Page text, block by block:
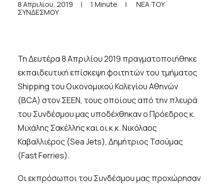
8 Απριλίου, 2019 | 1 Minute |
ΝΕΑ ΤΟΥ
ΣΥΝΔΕΣΜΟΥ
Τη Δευτέρα 8 Απριλίου 2019 πραγματοποιήθηκε
εκπαιδευτική επίσκεψη φοιτητών του τμήματος
Shipping του Οικονομικού Κολεγίου Αθηνών
(BCA) στον ΣΕΕΝ, τους οποίους από την πλευρά
του Συνδέσμου μας υποδέχθηκαν ο Πρόεδρος κ.
Μιχάλης Σακέλλης και οι κ.κ. Νικόλαος
Καβαλλιέρος (Sea Jets), Δημήτριος Τσούμας
(Fast Ferries).
Οι εκπρόσωποι του Συνδέσμου μας προχώρησαν